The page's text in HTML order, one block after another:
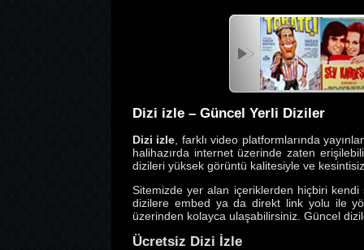
Dizi izle – Güncel Yerli Diziler
Dizi izle , farklı video platformlarında
halihazırda internet üzerinde zaten
dizileri yüksek görüntü kalitesiyle ve
Sitemizde yer alan içeriklerden hiçbiri kendi
dizilere embed ya da direkt link yolu ile
üzerinden kolayca ulaşabilirsiniz. Güncel
Ücretsiz Dizi İzle